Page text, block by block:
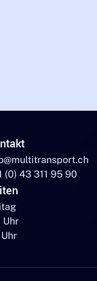
(0) 43 311 95 90
Uhr